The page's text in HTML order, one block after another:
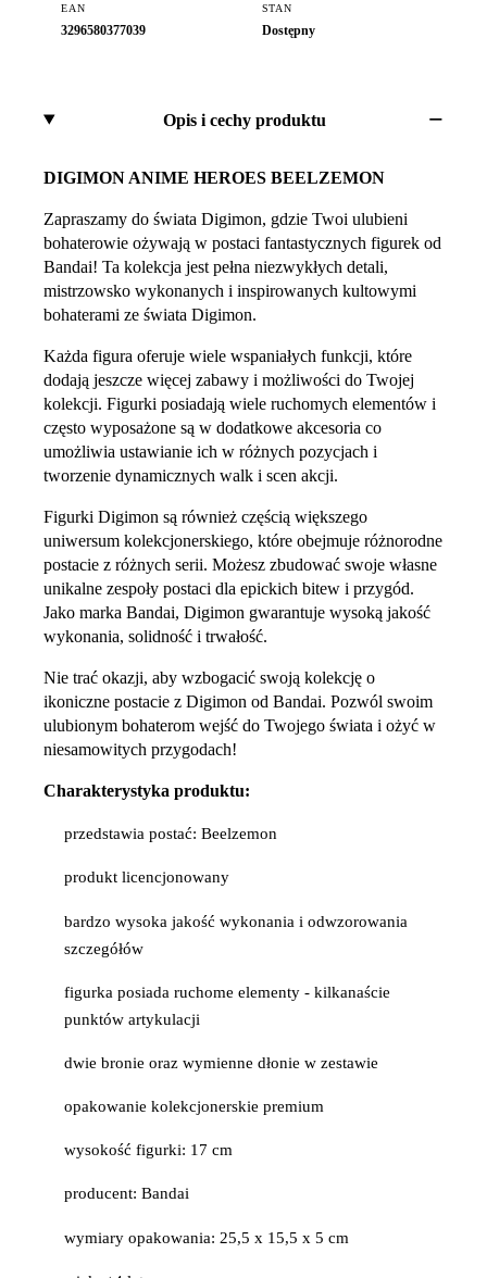
EAN
3296580377039
STAN
Dostępny
Opis i cechy produktu
DIGIMON ANIME HEROES BEELZEMON
Zapraszamy do świata Digimon, gdzie Twoi ulubieni
bohaterowie ożywają w postaci fantastycznych figurek od
Bandai! Ta kolekcja jest pełna niezwykłych detali,
mistrzowsko wykonanych i inspirowanych kultowymi
bohaterami ze świata Digimon.
Każda figura oferuje wiele wspaniałych funkcji, które
dodają jeszcze więcej zabawy i możliwości do Twojej
kolekcji. Figurki posiadają wiele ruchomych elementów i
często wyposażone są w dodatkowe akcesoria co
umożliwia ustawianie ich w różnych pozycjach i
tworzenie dynamicznych walk i scen akcji.
Figurki Digimon są również częścią większego
uniwersum kolekcjonerskiego, które obejmuje różnorodne
postacie z różnych serii. Możesz zbudować swoje własne
unikalne zespoły postaci dla epickich bitew i przygód.
Jako marka Bandai, Digimon gwarantuje wysoką jakość
wykonania, solidność i trwałość.
Nie trać okazji, aby wzbogacić swoją kolekcję o
ikoniczne postacie z Digimon od Bandai. Pozwól swoim
ulubionym bohaterom wejść do Twojego świata i ożyć w
niesamowitych przygodach!
Charakterystyka produktu:
przedstawia postać: Beelzemon
produkt licencjonowany
bardzo wysoka jakość wykonania i odwzorowania
szczegółów
figurka posiada ruchome elementy - kilkanaście
punktów artykulacji
dwie bronie oraz wymienne dłonie w zestawie
opakowanie kolekcjonerskie premium
wysokość figurki: 17 cm
producent: Bandai
wymiary opakowania: 25,5 x 15,5 x 5 cm